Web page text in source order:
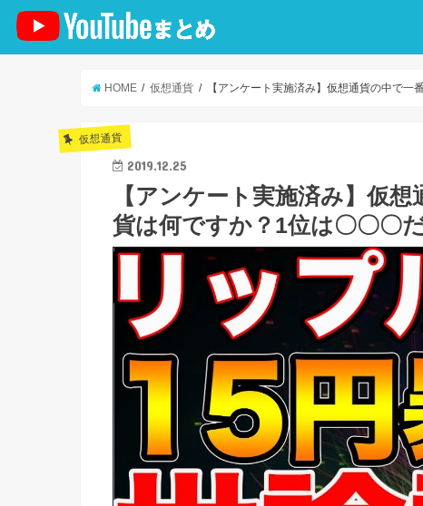
HOME 仮想通貨 【アンケート実施済み】仮想通貨の中で一
仮想通貨
2019.12.25
【アンケート実施済み】仮
貨は何ですか？1位は〇〇〇